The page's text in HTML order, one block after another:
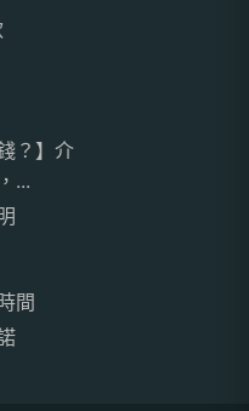
？】介
...
間